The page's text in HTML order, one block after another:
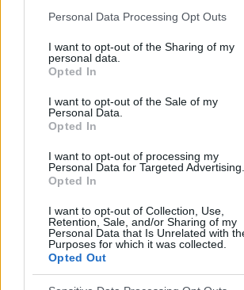
Please note that this website/app uses one
not limited to your visit or usage behaviour.
grant or deny consent to Google and its
use your data for below specified purposes
consent section.
Personal Data Processing Opt Outs
I want to opt-out of the Sharing of my
personal data.
Opted In
I want to opt-out of the Sale of my
Personal Data.
Opted In
I want to opt-out of processing my
Personal Data for Targeted Advertising.
Opted In
I want to opt-out of Collection, Use,
Retention, Sale, and/or Sharing of my
Personal Data that Is Unrelated with
Purposes for which it was collected.
Opted Out
silhouette impeccable ou à...
FEMME